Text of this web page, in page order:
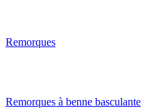
Remorques
Remorques à benne basculante